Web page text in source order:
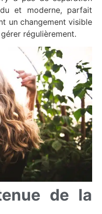
et moderne, parfait
un changement visible
régulièrement.
de la